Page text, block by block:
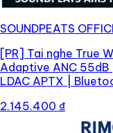
SOUNDPEATS
[PR] Tai nghe True
Adaptive ANC 55dB
LDAC APTX |
2.145.400 ₫